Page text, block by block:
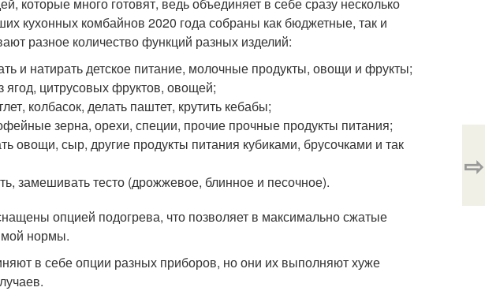
кухонных комбайнов 2020 года собраны как бюджетные, так и
разное количество функций разных изделий:
и натирать детское питание, молочные продукты, овощи и фрукты;
цитрусовых фруктов, овощей;
колбасок, делать паштет, крутить кебабы;
зерна, орехи, специи, прочие прочные продукты питания;
овощи, сыр, другие продукты питания кубиками, брусочками и так
замешивать тесто (дрожжевое, блинное и песочное).
опцией подогрева, что позволяет в максимально сжатые
нормы.
в себе опции разных приборов, но они их выполняют хуже
⇨